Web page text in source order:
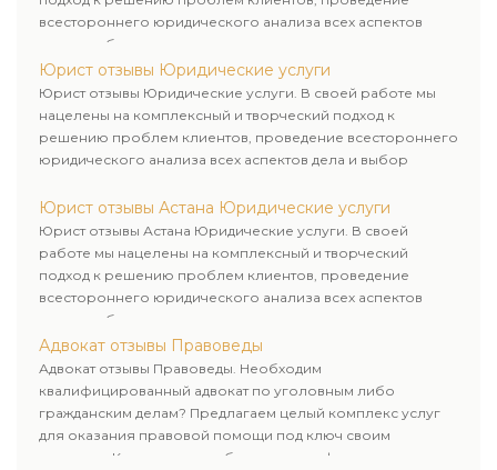
всестороннего юридического анализа всех аспектов
дела и выбор рационального пути для его успешного
завершения.
Юрист отзывы Юридические услуги
Юрист отзывы Юридические услуги. В своей работе мы
нацелены на комплексный и творческий подход к
решению проблем клиентов, проведение всестороннего
юридического анализа всех аспектов дела и выбор
Юрист отзывы Астана Юридические услуги
Юрист отзывы Астана Юридические услуги. В своей
работе мы нацелены на комплексный и творческий
подход к решению проблем клиентов, проведение
всестороннего юридического анализа всех аспектов
дела и выбор рационального пути для его успешного
завершения.
Адвокат отзывы Правоведы
Адвокат отзывы Правоведы. Необходим
квалифицированный адвокат по уголовным либо
гражданским делам? Предлагаем целый комплекс услуг
для оказания правовой помощи под ключ своим
клиентам. Комплексное обслуживание физических и